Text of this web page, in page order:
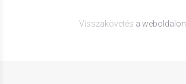
Visszakövetés a weboldalon.